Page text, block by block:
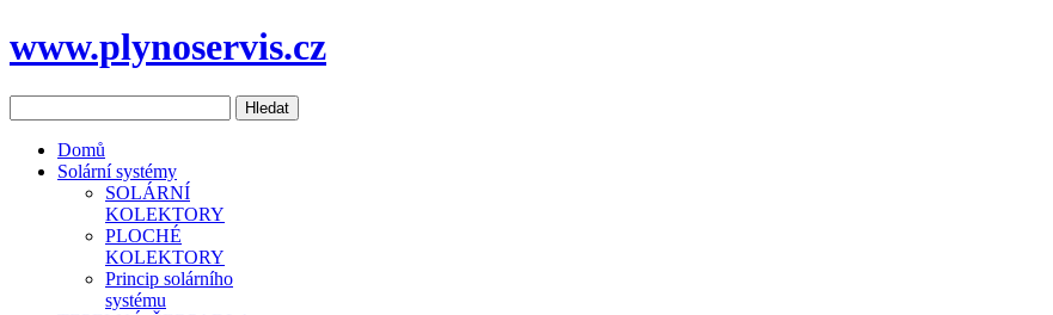
www.plynoservis.cz
Domů
Solární systémy
SOLÁRNÍ
KOLEKTORY
PLOCHÉ
KOLEKTORY
Princip solárního
systému